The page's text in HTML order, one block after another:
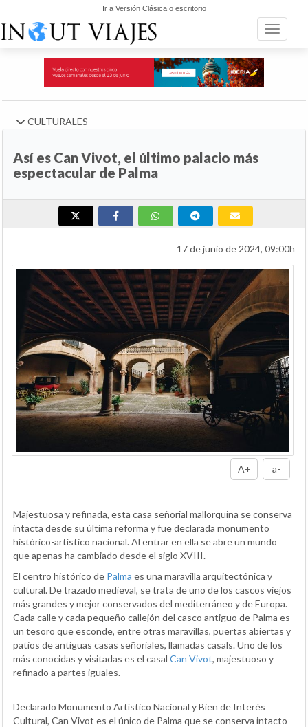
Ir a Versión Clásica o escritorio
Toggle
CULTURALES
Así es Can Vivot, el último palacio más
espectacular de Palma
17 de junio de 2024, 09:00h
A+ a-
Majestuosa y refinada, esta casa señorial mallorquina se conserva
intacta desde su última reforma y fue declarada monumento
histórico-artístico nacional. Al entrar en ella se abre un mundo
que apenas ha cambiado desde el siglo XVIII.
El centro histórico de Palma es una maravilla arquitectónica y
cultural. De trazado medieval, se trata de uno de los cascos viejos
más grandes y mejor conservados del mediterráneo y de Europa.
Cada calle y cada pequeño callejón del casco antiguo de Palma es
un tesoro que esconde, entre otras maravillas, puertas abiertas y
patios de antiguas casas señoriales, llamadas casals. Uno de los
más conocidas y visitadas es el casal Can Vivot, majestuoso y
refinado a partes iguales.
Declarado Monumento Artístico Nacional y Bien de Interés
Cultural, Can Vivot es el único de Palma que se conserva intacto